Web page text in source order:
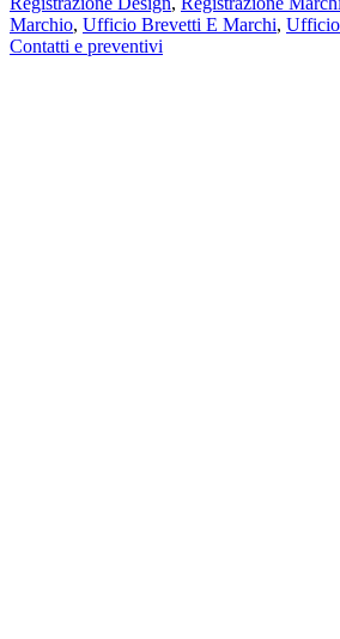
Marchio, Ufficio Brevetti E Marchi,
Contatti e preventivi